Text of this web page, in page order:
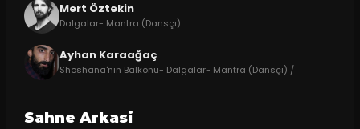
Mert Öztekin
Dalgalar- Mantra (Dansçı)
Ayhan Karaağaç
Shoshana'nın Balkonu- Dalgalar- Mantra (Dansçı) /
Sahne Arkasi